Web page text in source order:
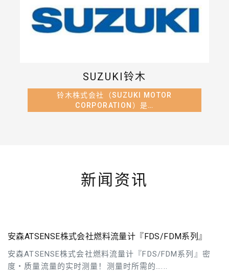
SUZUKI铃木
铃木株式会社（SUZUKI MOTOR
CORPORATION）是…
新闻资讯
安森ATSENSE株式会社燃料流量计『FDS/FDM系列』
安森ATSENSE株式会社燃料流量计『FDS/FDM系列』密
度・质量流量的实时测量！测量时所需的…...